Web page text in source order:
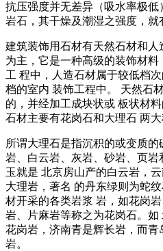
抗压强度并无差异（吸水率极
岩石，其干燥及潮湿之强度，就
建筑装饰用石材有天然石材和
为主，它是一种高级的装饰材
工 程中，人造石材属于较低档
档的室内 装饰工程中。 天然石
的，并经加工成块状或 板状材
石材主要有花岗石和大理石 两大
所谓大理石是指沉积的或变质
岩、白云岩、灰岩、砂岩、页
玉就是 北京房山产的白云岩，
大理岩，著名 的丹东绿则为蛇
材开采的各类岩浆 岩，如花岗
岩、片麻岩等称之为花岗石。
花岗岩，济南青是辉长岩，而
岩。